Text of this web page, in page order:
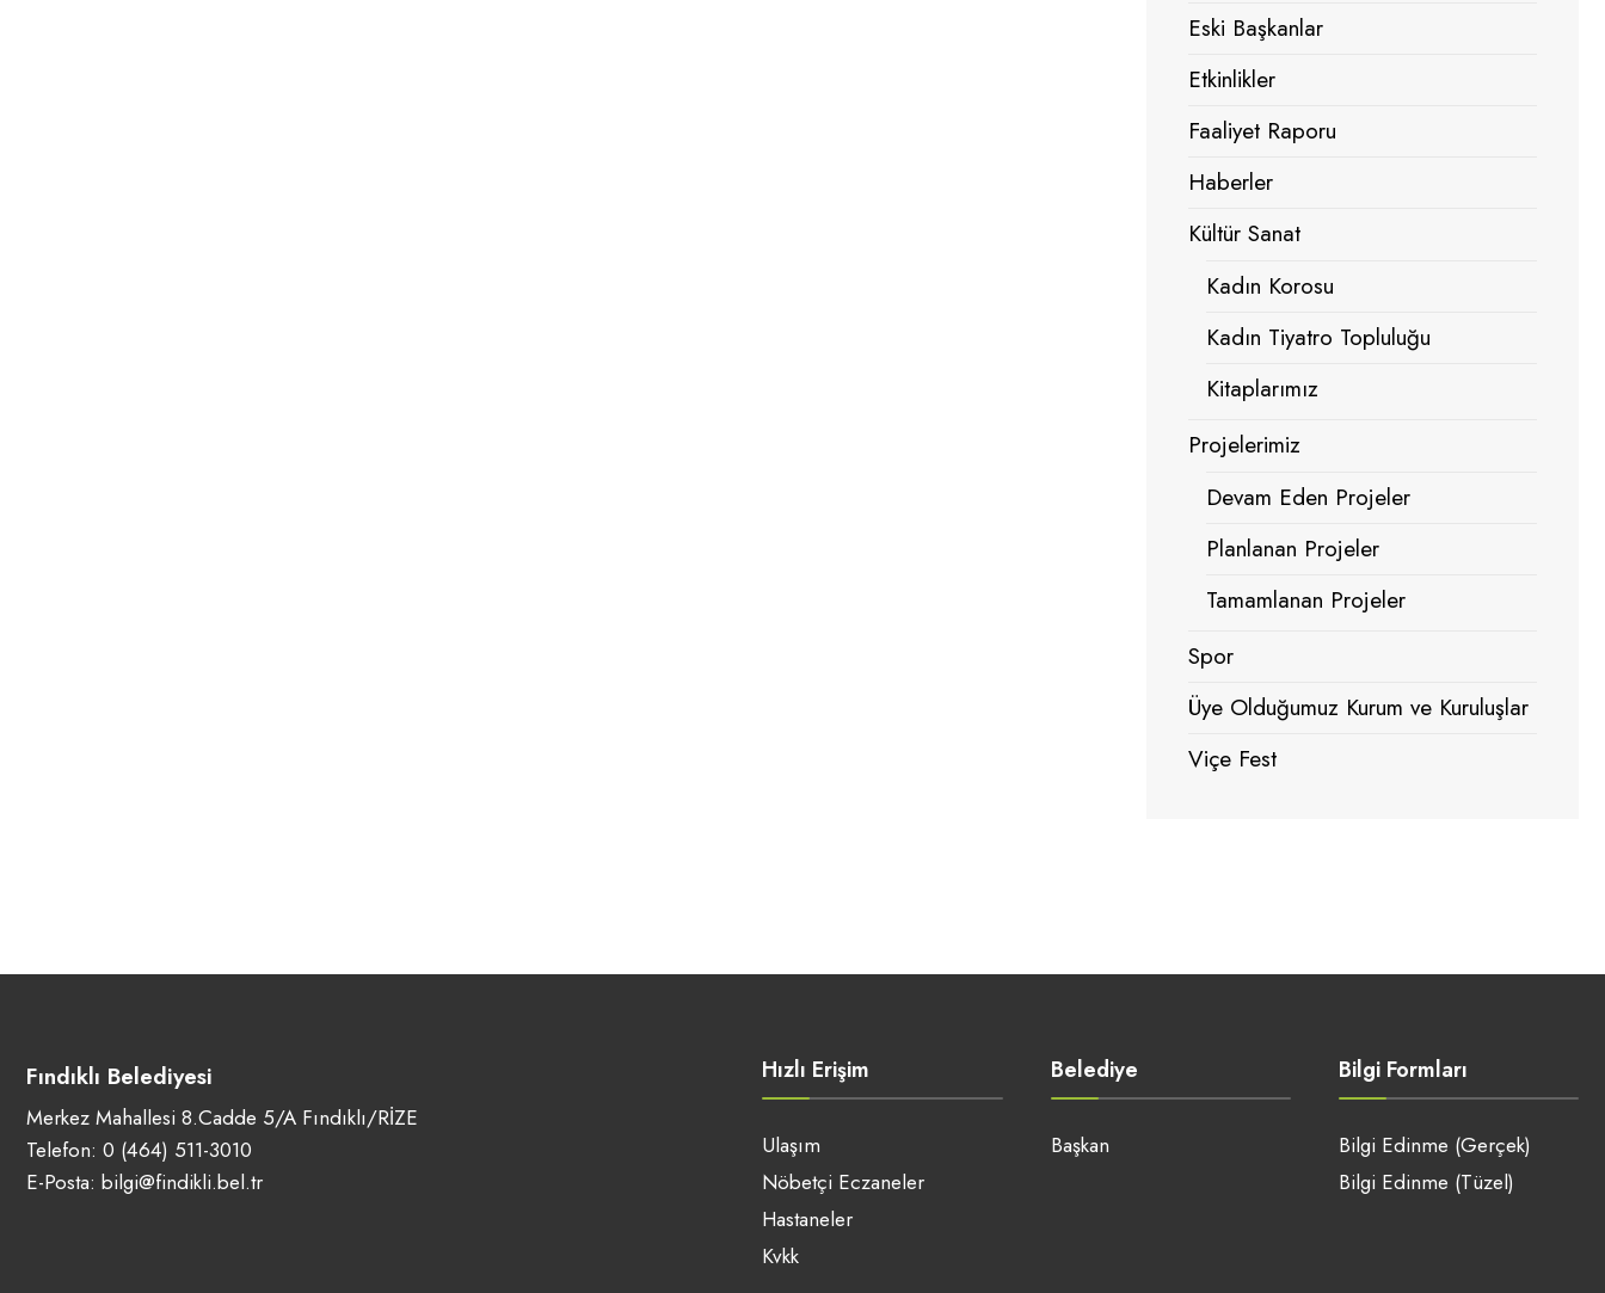
Eski Başkanlar
Etkinlikler
Faaliyet Raporu
Haberler
Kültür Sanat
Kadın Korosu
Kadın Tiyatro Topluluğu
Kitaplarımız
Projelerimiz
Devam Eden Projeler
Planlanan Projeler
Tamamlanan Projeler
Spor
Üye Olduğumuz Kurum ve Kuruluşlar
Viçe Fest
Fındıklı Belediyesi
Merkez Mahallesi 8.Cadde 5/A Fındıklı/RİZE
Telefon: 0 (464) 511-3010
E-Posta: bilgi@findikli.bel.tr
Hızlı Erişim
Ulaşım
Nöbetçi Eczaneler
Hastaneler
Kvkk
Belediye
Başkan
Bilgi Formları
Bilgi Edinme (Gerçek)
Bilgi Edinme (Tüzel)